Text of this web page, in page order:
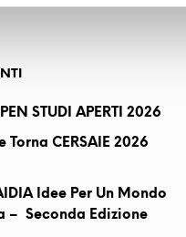
STUDI APERTI 2026
Torna CERSAIE 2026
Idee Per Un Mondo
– Seconda Edizione